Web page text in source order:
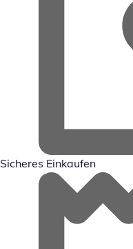
Sicheres Einkaufen